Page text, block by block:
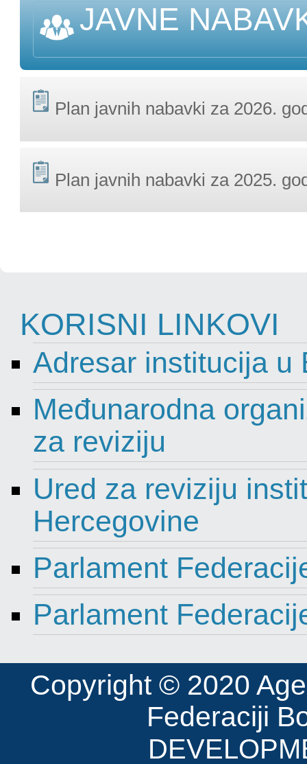
JAVNE
Plan javnih nabavki za 2026.
Plan javnih nabavki za 2025.
KORISNI LINKOVI
Adresar institucija u
Međunarodna
za reviziju
Ured za reviziju
Hercegovine
Parlament
Parlament
Copyright © 2020
Federaciji